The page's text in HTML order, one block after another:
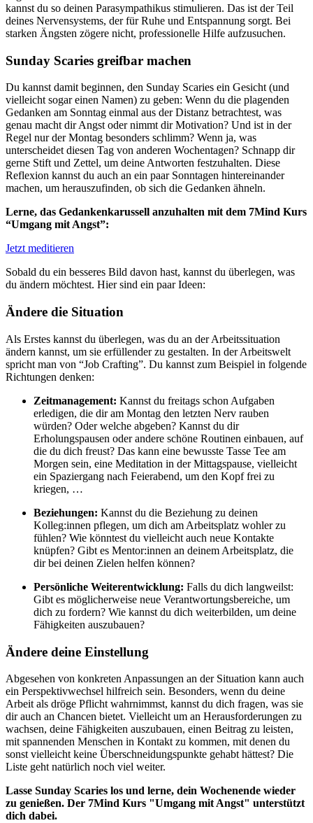
kannst du so deinen Parasympathikus stimulieren. Das ist der Teil
deines Nervensystems, der für Ruhe und Entspannung sorgt. Bei
starken Ängsten zögere nicht, professionelle Hilfe aufzusuchen.
Sunday Scaries greifbar machen
Du kannst damit beginnen, den Sunday Scaries ein Gesicht (und
vielleicht sogar einen Namen) zu geben: Wenn du die plagenden
Gedanken am Sonntag einmal aus der Distanz betrachtest, was
genau macht dir Angst oder nimmt dir Motivation? Und ist in der
Regel nur der Montag besonders schlimm? Wenn ja, was
unterscheidet diesen Tag von anderen Wochentagen? Schnapp dir
gerne Stift und Zettel, um deine Antworten festzuhalten. Diese
Reflexion kannst du auch an ein paar Sonntagen hintereinander
machen, um herauszufinden, ob sich die Gedanken ähneln.
Lerne, das Gedankenkarussell anzuhalten mit dem 7Mind Kurs
“Umgang mit Angst”:
Jetzt meditieren
Sobald du ein besseres Bild davon hast, kannst du überlegen, was
du ändern möchtest. Hier sind ein paar Ideen:
Ändere die Situation
Als Erstes kannst du überlegen, was du an der Arbeitssituation
ändern kannst, um sie erfüllender zu gestalten. In der Arbeitswelt
spricht man von “Job Crafting”. Du kannst zum Beispiel in folgende
Richtungen denken:
Zeitmanagement: Kannst du freitags schon Aufgaben
erledigen, die dir am Montag den letzten Nerv rauben
würden? Oder welche abgeben? Kannst du dir
Erholungspausen oder andere schöne Routinen einbauen, auf
die du dich freust? Das kann eine bewusste Tasse Tee am
Morgen sein, eine Meditation in der Mittagspause, vielleicht
ein Spaziergang nach Feierabend, um den Kopf frei zu
kriegen, …
Beziehungen: Kannst du die Beziehung zu deinen
Kolleg:innen pflegen, um dich am Arbeitsplatz wohler zu
fühlen? Wie könntest du vielleicht auch neue Kontakte
knüpfen? Gibt es Mentor:innen an deinem Arbeitsplatz, die
dir bei deinen Zielen helfen können?
Persönliche Weiterentwicklung: Falls du dich langweilst:
Gibt es möglicherweise neue Verantwortungsbereiche, um
dich zu fordern? Wie kannst du dich weiterbilden, um deine
Fähigkeiten auszubauen?
Ändere deine Einstellung
Abgesehen von konkreten Anpassungen an der Situation kann auch
ein Perspektivwechsel hilfreich sein. Besonders, wenn du deine
Arbeit als dröge Pflicht wahrnimmst, kannst du dich fragen, was sie
dir auch an Chancen bietet. Vielleicht um an Herausforderungen zu
wachsen, deine Fähigkeiten auszubauen, einen Beitrag zu leisten,
mit spannenden Menschen in Kontakt zu kommen, mit denen du
sonst vielleicht keine Überschneidungspunkte gehabt hättest? Die
Liste geht natürlich noch viel weiter.
Lasse Sunday Scaries los und lerne, dein Wochenende wieder
zu genießen. Der 7Mind Kurs "Umgang mit Angst" unterstützt
dich dabei.